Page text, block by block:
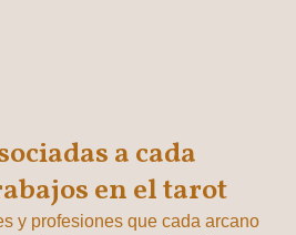
a cada
en el tarot
y profesiones que cada arcano